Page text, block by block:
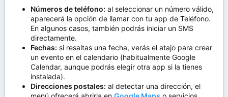
Números de teléfono: al seleccionar un número válido,
aparecerá la opción de llamar con tu app de Teléfono.
En algunos casos, también podrás iniciar un SMS
directamente.
Fechas: si resaltas una fecha, verás el atajo para crear
un evento en el calendario (habitualmente Google
Calendar, aunque podrás elegir otra app si la tienes
instalada).
Direcciones postales: al detectar una dirección, el